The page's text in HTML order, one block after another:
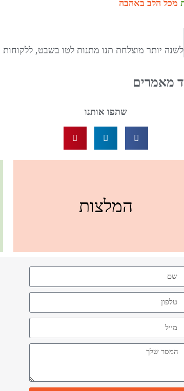
מכל הלב באהבה
מאמרים
שתפו אותנו
המלצות